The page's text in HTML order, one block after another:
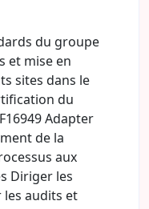
du groupe
et mise en
sites dans le
du
Adapter
de la
aux
Diriger les
les audits et